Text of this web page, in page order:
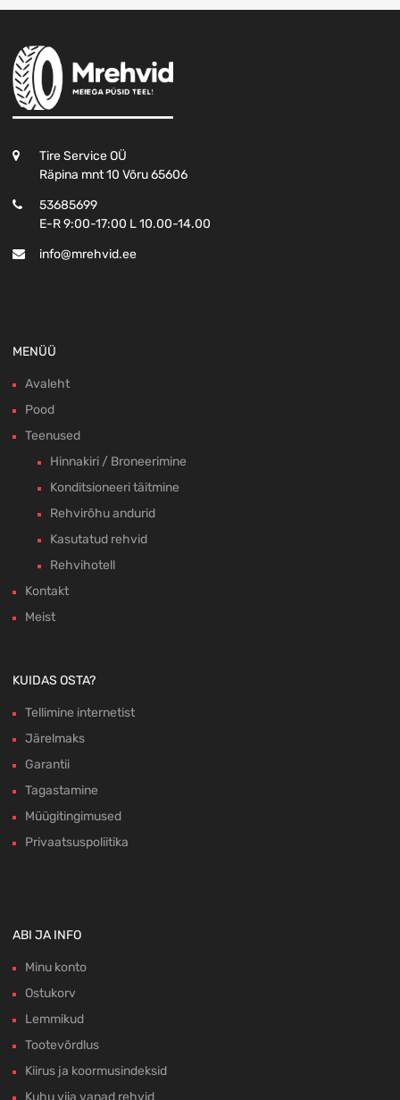
Tire Service OÜ
Räpina mnt 10 Võru 65606
53685699
E-R 9:00-17:00 L 10.00-14.00
info@mrehvid.ee
MENÜÜ
Avaleht
Pood
Teenused
Hinnakiri / Broneerimine
Konditsioneeri täitmine
Rehvirõhu andurid
Kasutatud rehvid
Rehvihotell
Kontakt
Meist
KUIDAS OSTA?
Tellimine internetist
Järelmaks
Garantii
Tagastamine
Müügitingimused
Privaatsuspoliitika
ABI JA INFO
Minu konto
Ostukorv
Lemmikud
Tootevõrdlus
Kiirus ja koormusindeksid
Kuhu viia vanad rehvid